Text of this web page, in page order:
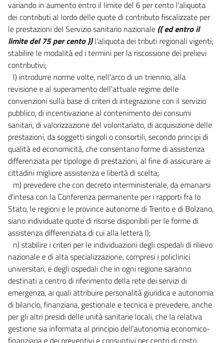
variando in aumento entro il limite del 6 per cento l'aliquota
dei contributi al lordo delle quote di contributo fiscalizzate per
le prestazioni del Servizio sanitario nazionale (( ed entro il
limite del 75 per cento ))l'aliquota dei tributi regionali vigenti;
stabilire le modalità ed i termini per la riscossione dei prelievi
contributivi;
l) introdurre norme volte, nell'arco di un triennio, alla
revisione e al superamento dell'attuale regime delle
convenzioni sulla base di criteri di integrazione con il servizio
pubblico, di incentivazione al contenimento dei consumi
sanitari, di valorizzazione del volontariato, di acquisizione delle
prestazioni, da soggetti singoli o consortili, secondo principi di
qualità ed economicità, che consentano forme di assistenza
differenziata per tipologie di prestazioni, al fine di assicurare ai
cittadini migliore assistenza e libertà di scelta;
m) prevedere che con decreto interministeriale, da emanarsi
d'intesa con la Conferenza permanente per i rapporti fra lo
Stato, le regioni e le province autonome di Trento e di Bolzano,
siano individuate quote di risorse disponibili per le forme di
assistenza differenziata di cui alla lettera l);
n) stabilire i criteri per le individuazioni degli ospedali di rilievo
nazionale e di alta specializzazione, compresi i policlinici
universitari, e degli ospedali che in ogni regione saranno
destinati a centro di riferimento della rete dei servizi di
emergenza, ai quali attribuire personalità giuridica e autonomia
di bilancio, finanziaria, gestionale e tecnica e prevedere, anche
per gli altri presidi delle unità sanitarie locali, che la relativa
gestione sia informata al principio dell'autonomia economico-
finanziaria e dei preventivi e consuntivi per centri di costo,